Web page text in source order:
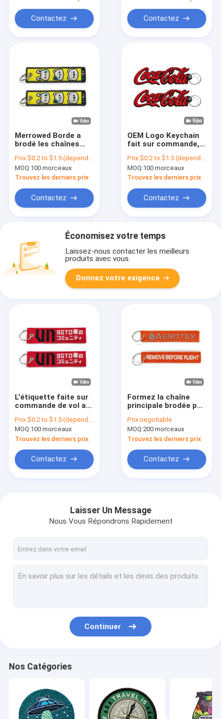
Aperçu
A propos de nous
Contactez Contactez
Merrowed Borde a
brodé les chaînes
de clé personnalisés
Prix:$0.2 to $1.5 (depends on the design and order quantity)
MOQ:100 morceaux
Trouvez les derniers prix
Contactez
OEM Logo Keychain
fait sur commande,
principale brodée de
cadeau de promotion
Prix:$0.2 to $1.5 (depends on the design and order quantity)
MOQ:100 morceaux
Trouvez les derniers prix
Contactez
Économisez votre temps
Laissez-nous contacter les meilleurs
produits avec vous.
Donnez votre exigence
L'étiquette faite sur
commande de vol a
chaînes principales
PMS avec l'anneau en
métal
Prix:$0.2 to $1.5 (depends on the design and order quantity)
MOQ:100 morceaux
Trouvez les derniers prix
Contactez
Formez la chaîne
principale brodée par
sergé/pilote Key Tag
de tissu
Prix:negotiable
MOQ:200 morceaux
Trouvez les derniers prix
Contactez
Laisser Un Message
Nous Vous Répondrons Rapidement
Continuer
Nos Catégories